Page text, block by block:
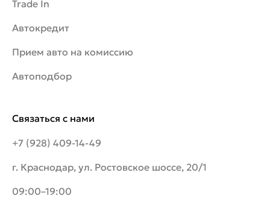
Связаться с нами
+7 (928) 409-14-49
г. Краснодар, ул. Ростовское шоссе, 20/1
09:00–19:00
Trade In
Автокредит
Прием авто на комиссию
Автоподбор